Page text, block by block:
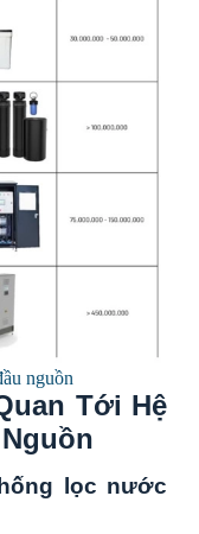
nguồn
Tới Hệ
lọc nước